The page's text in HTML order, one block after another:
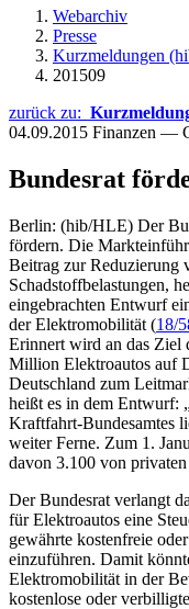
Webarchiv
Presse
Kurzmeldungen
201509
zurück zu:
04.09.2015 Finanzen —
Bundesrat
Berlin: (hib/HLE) Der
fördern. Die
Beitrag zur Reduzierung
Schadstoffbelastungen,
eingebrachten Entwurf
der Elektromobilität (18/
Erinnert wird an das Ziel
Million Elektroautos auf
Deutschland zum
heißt es in dem Entwurf:
Kraftfahrt-Bundesamtes
weiter Ferne. Zum 1.
davon 3.100 von
Der Bundesrat verlangt
für Elektroautos eine
gewährte kostenfreie
einzuführen. Damit
Elektromobilität in der
kostenlose oder